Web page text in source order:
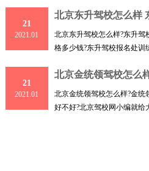
21
2021.01
北京东升驾校怎么样
北京东升驾校怎么样?东升驾
格多少钱?东升驾校报名处训
21
2021.01
北京金统领驾校怎么
北京金统领驾校怎么样?金统
好不好?北京驾校网小编就给